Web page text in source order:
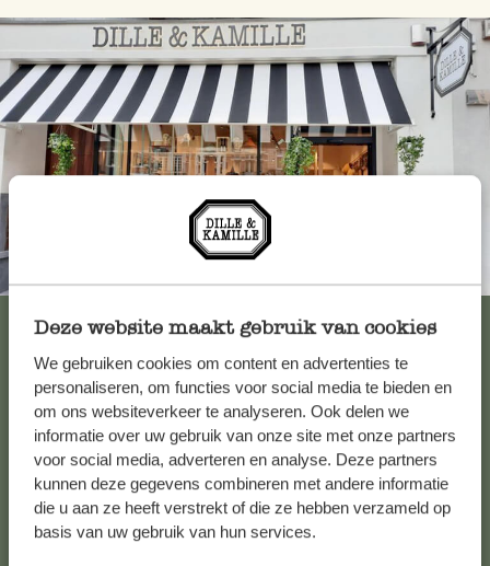
Deze website maakt gebruik van cookies
We gebruiken cookies om content en advertenties te
personaliseren, om functies voor social media te bieden en
om ons websiteverkeer te analyseren. Ook delen we
informatie over uw gebruik van onze site met onze partners
voor social media, adverteren en analyse. Deze partners
kunnen deze gegevens combineren met andere informatie
die u aan ze heeft verstrekt of die ze hebben verzameld op
basis van uw gebruik van hun services.
Alle 62 Geschäfte anzeigen
Kundenservice/Hilfe
Falls Sie Fragen haben oder Tipps und Hilfe brauchen, wenden
Sie sich bitte an unseren Kundenservice. Oder lesen Sie hier
die Antworten aufhäufig gestellte Fragen